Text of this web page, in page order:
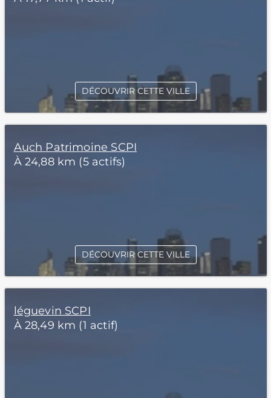
DÉCOUVRIR CETTE VILLE
Auch Patrimoine SCPI
À 24,88 km (5 actifs)
DÉCOUVRIR CETTE VILLE
léguevin SCPI
À 28,49 km (1 actif)